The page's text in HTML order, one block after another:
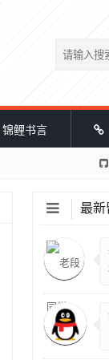
锦鲤书言
最新